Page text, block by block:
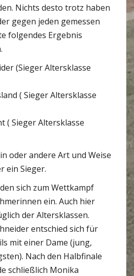
Nichts desto trotz haben
gegen jeden gemessen
folgendes Ergebnis
(Sieger Altersklasse
( Sieger Altersklasse
( Sieger Altersklasse
oder andere Art und Weise
ein Sieger.
sich zum Wettkampf
ein. Auch hier
der Altersklassen.
entschied sich für
mit einer Dame (jung,
Nach den Halbfinale
schließlich Monika